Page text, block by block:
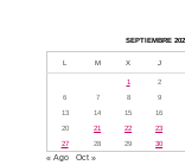
SEPTIEMBRE
L M X J
1 2
6
7 8 9
13
14 15 16
20
21 22 23
27
28 29 30
« Ago Oct »